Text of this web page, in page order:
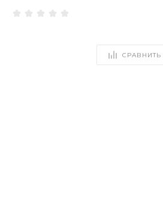
СРАВНИТЬ